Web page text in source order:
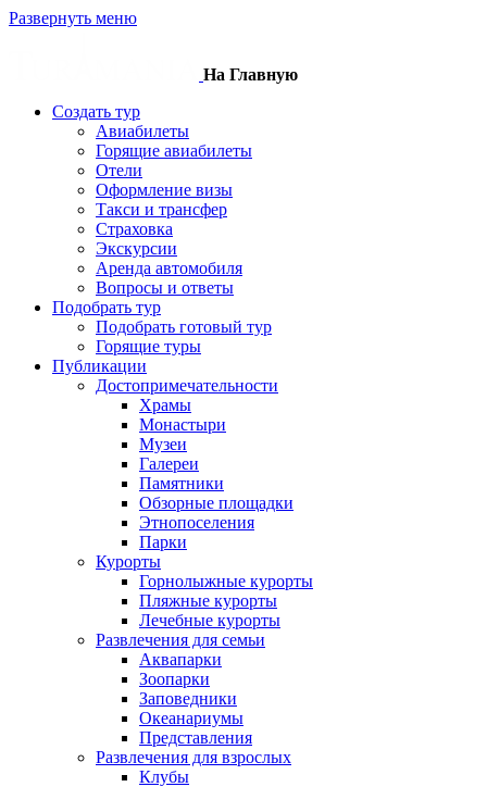
Развернуть меню
На Главную
Создать тур
Авиабилеты
Горящие авиабилеты
Отели
Оформление визы
Такси и трансфер
Страховка
Экскурсии
Аренда автомобиля
Вопросы и ответы
Подобрать тур
Подобрать готовый тур
Горящие туры
Публикации
Достопримечательности
Храмы
Монастыри
Музеи
Галереи
Памятники
Обзорные площадки
Этнопоселения
Парки
Курорты
Горнолыжные курорты
Пляжные курорты
Лечебные курорты
Развлечения для семьи
Аквапарки
Зоопарки
Заповедники
Океанариумы
Представления
Развлечения для взрослых
Клубы